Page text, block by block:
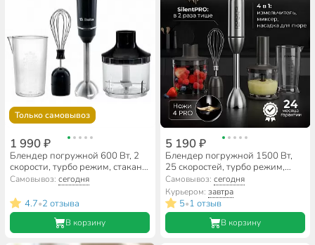
Только самовывоз
1 990 ₽
Блендер погружной 600 Вт, 2
скорости, турбо режим, стакан,
венчик, измельчитель, Delta,
DL-7049B, черный
Самовывоз:сегодня
4.7•2 отзыва
В корзину
5 190 ₽
Блендер погружной 1500 Вт,
25 скоростей, турбо режим,
Polaris, PHB 1583L Silent,
металлик
Самовывоз: сегодня
Курьером: завтра
5•1 отзыв
В корзину